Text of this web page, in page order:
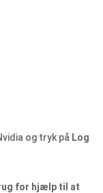
og tryk på Log
for hjælp til at